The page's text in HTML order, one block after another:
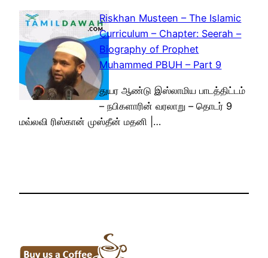
Riskhan Musteen – The Islamic
Curriculum – Chapter: Seerah –
Biography of Prophet
Muhammed PBUH – Part 9
துயர ஆண்டு இஸ்லாமிய பாடத்திட்டம்
– நபிகளாரின் வரலாறு – தொடர் 9
மவ்லவி ரிஸ்கான் முஸ்தீன் மதனி |…